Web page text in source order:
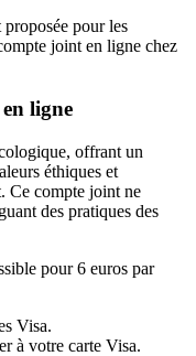
proposée pour les
joint en ligne chez
ligne
offrant un
éthiques et
Ce compte joint ne
des pratiques des
pour 6 euros par
Visa.
à votre carte Visa.